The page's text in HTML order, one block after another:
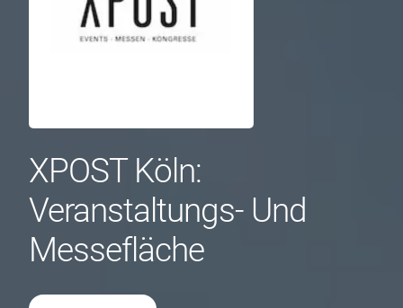
XPOST Köln:
Veranstaltungs- Und
Messefläche